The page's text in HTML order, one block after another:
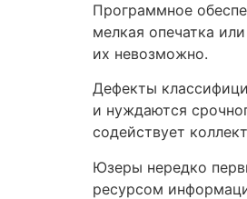
Программное
мелкая опечатка
их невозможно.
Дефекты
и нуждаются
содействует
Юзеры нередко
ресурсом